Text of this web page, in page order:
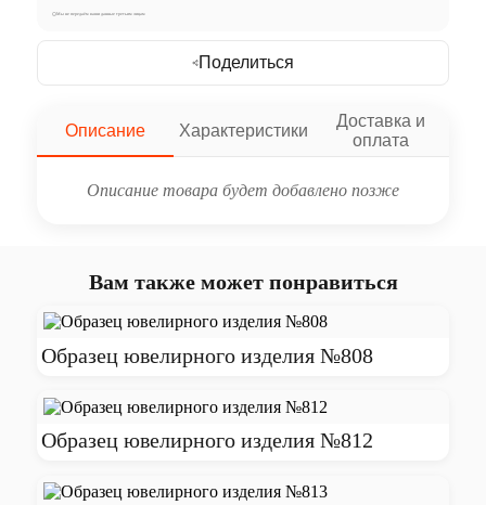
Мы не передаём ваши данные третьим лицам
Поделиться
Описание Характеристики
Доставка и
оплата
Описание товара будет добавлено позже
Вам также может понравиться
Образец ювелирного изделия №808
Образец ювелирного изделия №812